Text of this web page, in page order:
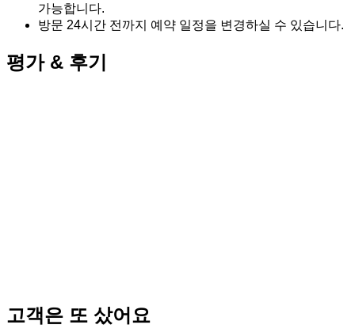
가능합니다.
방문 24시간 전까지 예약 일정을 변경하실 수 있습니다.
평가 & 후기
고객은 또 샀어요